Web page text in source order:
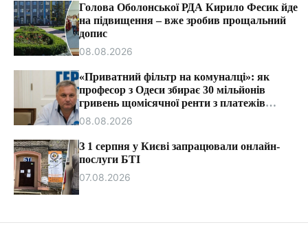
Голова Оболонської РДА Кирило Фесик йде
на підвищення – вже зробив прощальний
допис
08.08.2026
«Приватний фільтр на комуналці»: як
професор з Одеси збирає 30 мільйонів
гривень щомісячної ренти з платежів
громадян.
08.08.2026
З 1 серпня у Києві запрацювали онлайн-
послуги БТІ
07.08.2026